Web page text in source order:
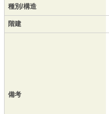
種別/構造
階建
備考